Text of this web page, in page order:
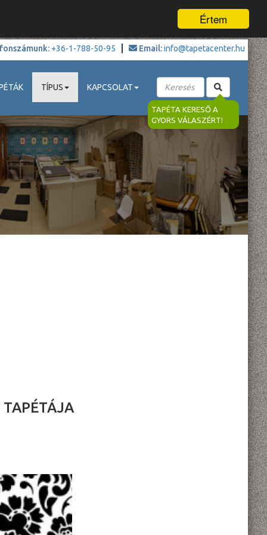
Értem
+36-1-788-50-95 Email:info@tapetacenter.hu
TÍPUS KAPCSOLAT
TAPÉTA KERESŐ A
GYORS VÁLASZÉRT!